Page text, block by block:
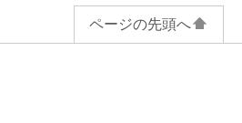
ページの先頭へ